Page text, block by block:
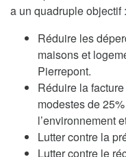
a un quadruple objectif :
Réduire les
maisons et
Pierrepont.
Réduire la
modestes de
l’environnement
Lutter contre la
Lutter contre le